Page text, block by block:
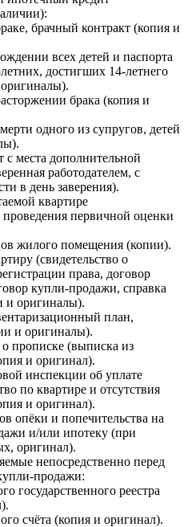
брачный контракт (копия и
всех детей и паспорта
достигших 14-летнего
брака (копия и
одного из супругов, детей
с места дополнительной
работодателем, с
в день заверения).
квартире
проведения первичной оценки
жилого помещения (копии).
(свидетельство о
права, договор
купли-продажи, справка
оригиналы).
план,
и оригиналы).
прописке (выписка из
и оригинал).
инспекции об уплате
по квартире и отсутствия
и оригинал).
опёки и попечительства на
и/или ипотеку (при
оригинал).
непосредственно перед
продажи:
государственного реестра
счёта (копия и оригинал).